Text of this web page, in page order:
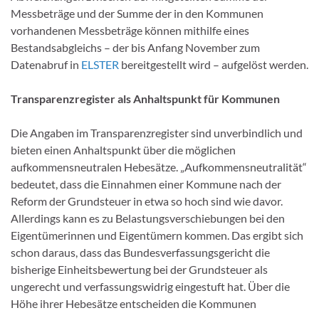
Messbeträge und der Summe der in den Kommunen
vorhandenen Messbeträge können mithilfe eines
Bestandsabgleichs – der bis Anfang November zum
Datenabruf in ELSTER bereitgestellt wird – aufgelöst werden.
Transparenzregister als Anhaltspunkt für Kommunen
Die Angaben im Transparenzregister sind unverbindlich und
bieten einen Anhaltspunkt über die möglichen
aufkommensneutralen Hebesätze. „Aufkommensneutralität“
bedeutet, dass die Einnahmen einer Kommune nach der
Reform der Grundsteuer in etwa so hoch sind wie davor.
Allerdings kann es zu Belastungsverschiebungen bei den
Eigentümerinnen und Eigentümern kommen. Das ergibt sich
schon daraus, dass das Bundesverfassungsgericht die
bisherige Einheitsbewertung bei der Grundsteuer als
ungerecht und verfassungswidrig eingestuft hat. Über die
Höhe ihrer Hebesätze entscheiden die Kommunen